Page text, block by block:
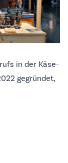
in der Käse-
gegründet,